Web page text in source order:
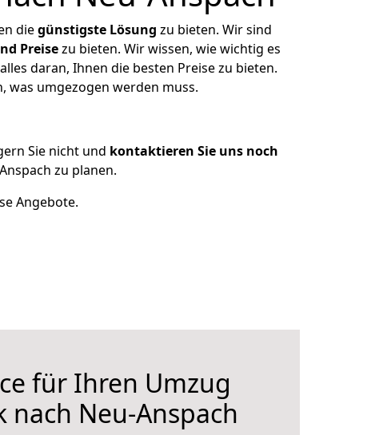
diegünstigste Lösung zu bieten. Wir sind
Preisezu bieten. Wir wissen, wie wichtig es
daran, Ihnen die besten Preise zu bieten.
was umgezogen werden muss.
Sie nicht und kontaktieren Sie uns noch
zu planen.
Angebote.
für Ihren Umzug
nach Neu-Anspach